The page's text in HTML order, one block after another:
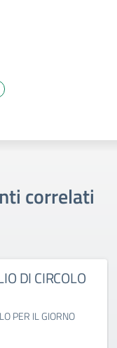
correlati
DI CIRCOLO
PER IL GIORNO